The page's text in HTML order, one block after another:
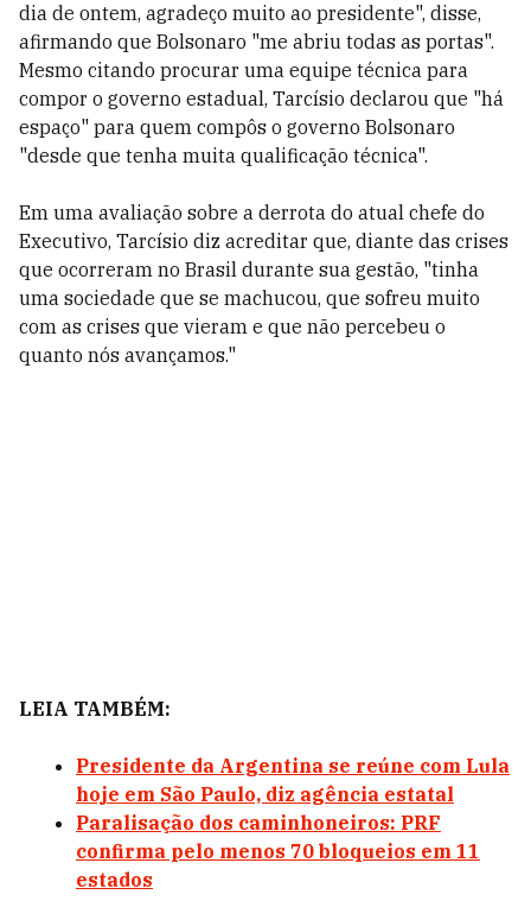
dia de ontem, agradeço muito ao presidente", disse,
afirmando que Bolsonaro "me abriu todas as portas".
Mesmo citando procurar uma equipe técnica para
compor o governo estadual, Tarcísio declarou que "há
espaço" para quem compôs o governo Bolsonaro
"desde que tenha muita qualificação técnica".
Em uma avaliação sobre a derrota do atual chefe do
Executivo, Tarcísio diz acreditar que, diante das crises
que ocorreram no Brasil durante sua gestão, "tinha
uma sociedade que se machucou, que sofreu muito
com as crises que vieram e que não percebeu o
quanto nós avançamos."
LEIA TAMBÉM:
Presidente da Argentina se reúne com Lula
hoje em São Paulo, diz agência estatal
Paralisação dos caminhoneiros: PRF
confirma pelo menos 70 bloqueios em 11
estados